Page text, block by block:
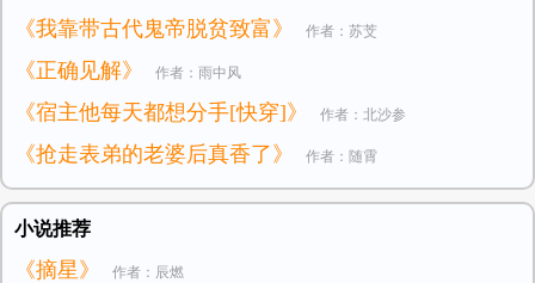
《我靠带古代鬼帝脱贫致富》 作者：苏芠
《正确见解》 作者：雨中风
《宿主他每天都想分手[快穿]》 作者：北沙参
《抢走表弟的老婆后真香了》 作者：随霄
小说推荐
《摘星》 作者：辰燃